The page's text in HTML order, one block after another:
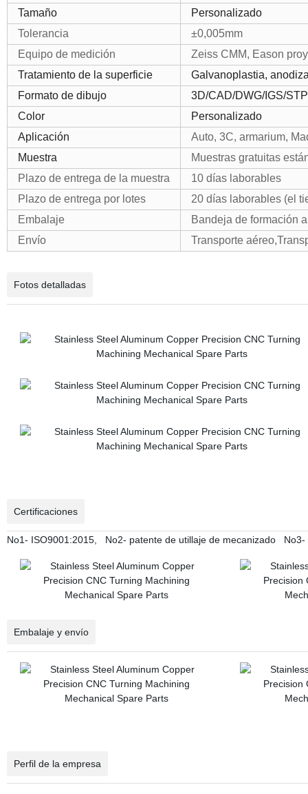
Tamaño
Personalizado
Tolerancia
±0,005mm
Equipo de medición
Zeiss CMM, Eason
Tratamiento de la superficie
Galvanoplastia,
Formato de dibujo
3D/CAD/DWG/IGS/STP
Color
Personalizado
Aplicación
Auto, 3C, armarium,
Muestra
Muestras gratuitas
Plazo de entrega de la muestra
10 días laborables
Plazo de entrega por lotes
20 días laborables (el
Embalaje
Bandeja de formación
Envío
Transporte
Fotos detalladas
Certificaciones
No1- ISO9001:2015, No2- patente de utillaje de mecanizado
Embalaje y envío
Perfil de la empresa